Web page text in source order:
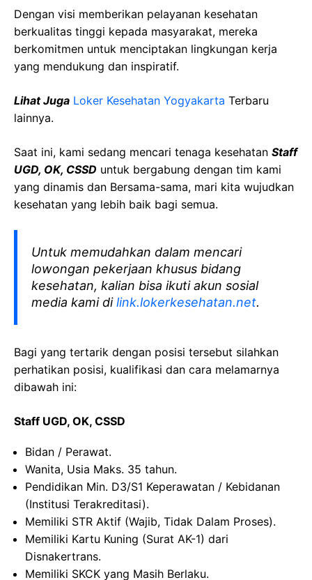
Dengan visi memberikan pelayanan kesehatan
berkualitas tinggi kepada masyarakat, mereka
berkomitmen untuk menciptakan lingkungan kerja
yang mendukung dan inspiratif.
Lihat Juga Loker Kesehatan Yogyakarta Terbaru
lainnya.
Saat ini, kami sedang mencari tenaga kesehatan Staff
UGD, OK, CSSD untuk bergabung dengan tim kami
yang dinamis dan Bersama-sama, mari kita wujudkan
kesehatan yang lebih baik bagi semua.
Untuk memudahkan dalam mencari
lowongan pekerjaan khusus bidang
kesehatan, kalian bisa ikuti akun sosial
media kami dilink.lokerkesehatan.net.
Bagi yang tertarik dengan posisi tersebut silahkan
perhatikan posisi, kualifikasi dan cara melamarnya
dibawah ini:
Staff UGD, OK, CSSD
Bidan / Perawat.
Wanita, Usia Maks. 35 tahun.
Pendidikan Min. D3/S1 Keperawatan / Kebidanan
(Institusi Terakreditasi).
Memiliki STR Aktif (Wajib, Tidak Dalam Proses).
Memiliki Kartu Kuning (Surat AK-1) dari
Disnakertrans.
Memiliki SKCK yang Masih Berlaku.